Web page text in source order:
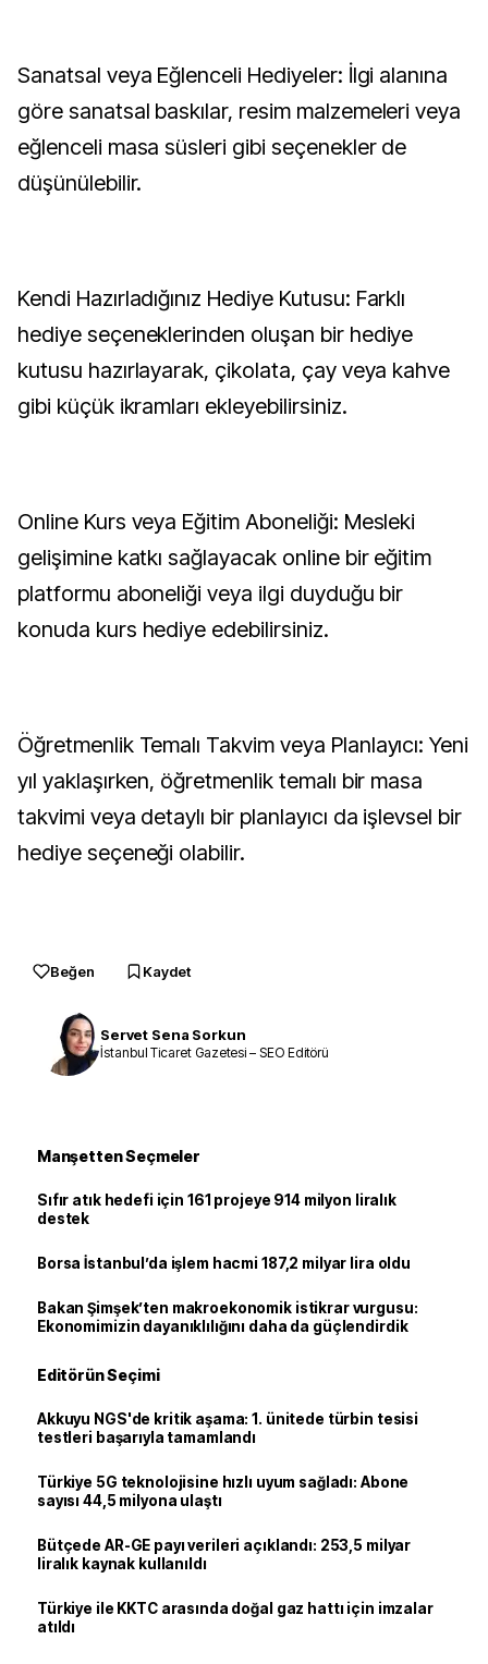
Sanatsal veya Eğlenceli Hediyeler: İlgi alanına
göre sanatsal baskılar, resim malzemeleri veya
eğlenceli masa süsleri gibi seçenekler de
düşünülebilir.
Kendi Hazırladığınız Hediye Kutusu: Farklı
hediye seçeneklerinden oluşan bir hediye
kutusu hazırlayarak, çikolata, çay veya kahve
gibi küçük ikramları ekleyebilirsiniz.
Online Kurs veya Eğitim Aboneliği: Mesleki
gelişimine katkı sağlayacak online bir eğitim
platformu aboneliği veya ilgi duyduğu bir
konuda kurs hediye edebilirsiniz.
Öğretmenlik Temalı Takvim veya Planlayıcı: Yeni
yıl yaklaşırken, öğretmenlik temalı bir masa
takvimi veya detaylı bir planlayıcı da işlevsel bir
hediye seçeneği olabilir.
Beğen Kaydet
Servet Sena Sorkun
İstanbul Ticaret Gazetesi – SEO Editörü
Manşetten Seçmeler
Sıfır atık hedefi için 161 projeye 914 milyon liralık
destek
Borsa İstanbul’da işlem hacmi 187,2 milyar lira oldu
Bakan Şimşek’ten makroekonomik istikrar vurgusu:
Ekonomimizin dayanıklılığını daha da güçlendirdik
Editörün Seçimi
Akkuyu NGS'de kritik aşama: 1. ünitede türbin tesisi
testleri başarıyla tamamlandı
Türkiye 5G teknolojisine hızlı uyum sağladı: Abone
sayısı 44,5 milyona ulaştı
Bütçede AR-GE payı verileri açıklandı: 253,5 milyar
liralık kaynak kullanıldı
Türkiye ile KKTC arasında doğal gaz hattı için imzalar
atıldı